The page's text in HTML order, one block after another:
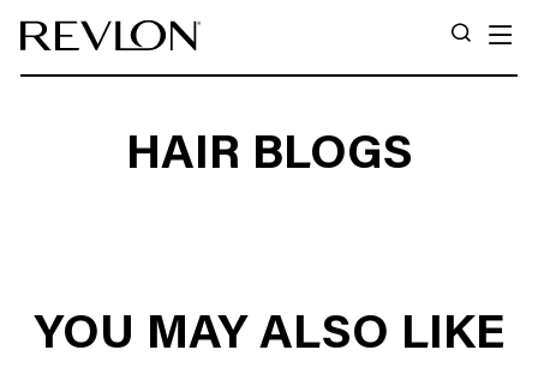
HAIR BLOGS
YOU MAY ALSO LIKE